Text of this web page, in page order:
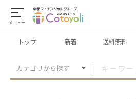
メニュー
カテゴリから探す
トップ 新着 送料無料